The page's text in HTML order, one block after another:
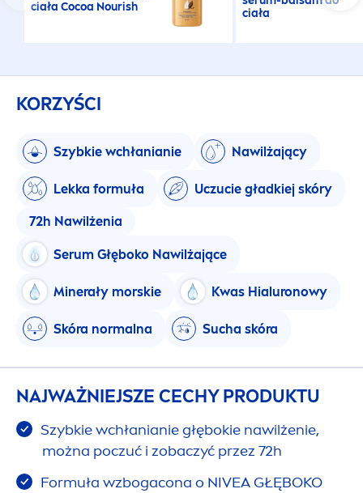
ciała Cocoa Nourish
ciała
KORZYŚCI
Szybkie wchłanianie Nawilżający
Lekka formuła Uczucie gładkiej skóry
72h Nawilżenia
Serum Głęboko Nawilżające
Minerały morskie Kwas Hialuronowy
Skóra normalna Sucha skóra
NAJWAŻNIEJSZE CECHY PRODUKTU
Szybkie wchłanianie głębokie nawilżenie,
można poczuć i zobaczyć przez 72h
Formuła wzbogacona o NIVEA GŁĘBOKO